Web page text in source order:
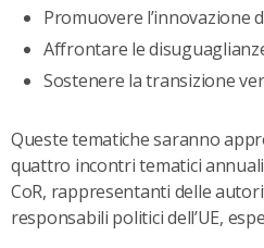
Promuovere l’innovazione
Affrontare le
Sostenere la transizione
Queste tematiche saranno
quattro incontri tematici
CoR, rappresentanti delle
responsabili politici dell’UE,